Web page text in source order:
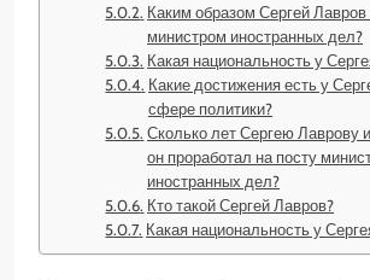
Каким образом Сергей Лавров
министром иностранных дел?
Какая национальность у
Какие достижения есть у
сфере политики?
Сколько лет Сергею Лаврову
он проработал на посту
иностранных дел?
Кто такой Сергей Лавров?
Какая национальность у